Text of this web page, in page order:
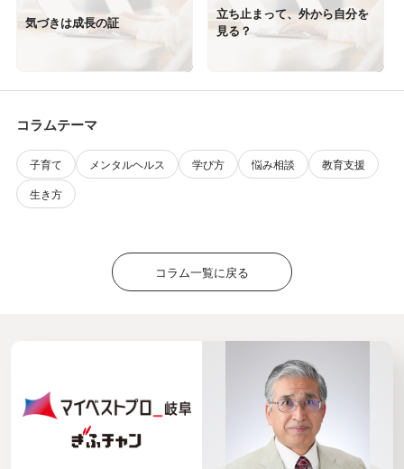
気づきは成長の証
立ち止まって、外から自分を
見る？
コラムテーマ
子育て メンタルヘルス 学び方 悩み相談
教育支援
生き方
コラム一覧に戻る